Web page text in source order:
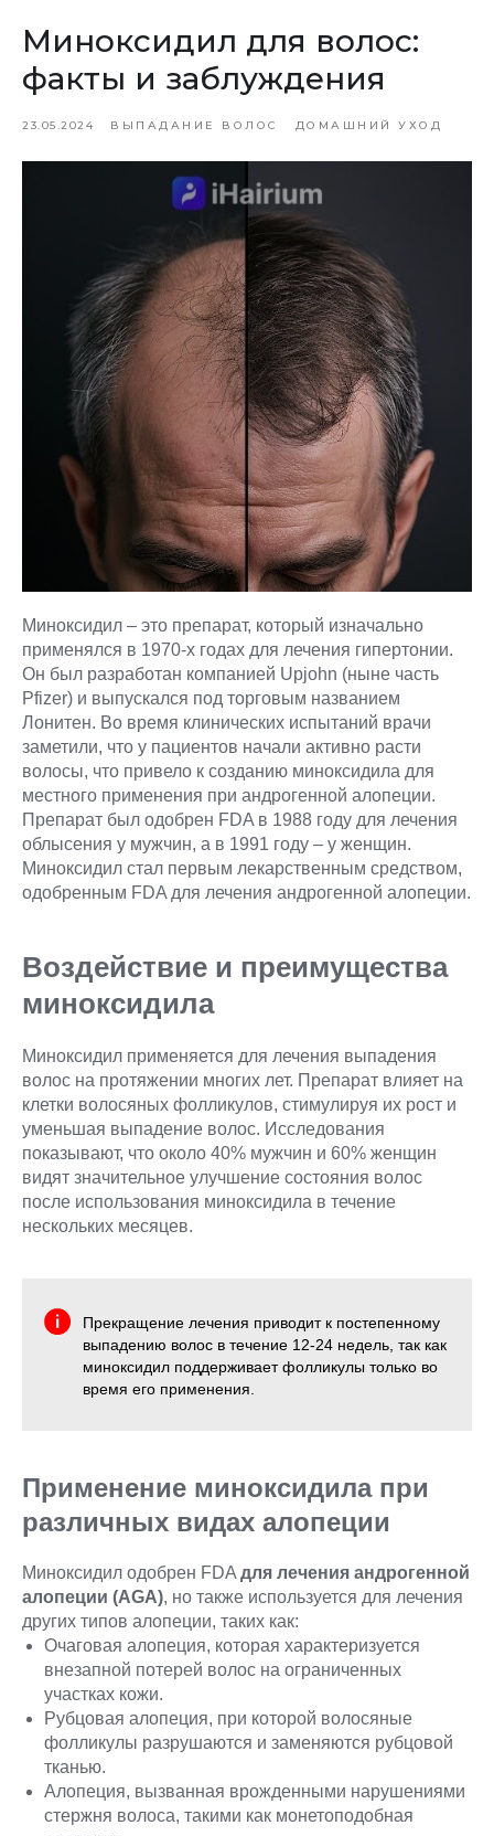
Миноксидил для волос:
факты и заблуждения
23.05.2024 ВЫПАДАНИЕ ВОЛОС ДОМАШНИЙ УХОД
Миноксидил – это препарат, который изначально
применялся в 1970-х годах для лечения гипертонии.
Он был разработан компанией Upjohn (ныне часть
Pfizer) и выпускался под торговым названием
Лонитен. Во время клинических испытаний врачи
заметили, что у пациентов начали активно расти
волосы, что привело к созданию миноксидила для
местного применения при андрогенной алопеции.
Препарат был одобрен FDA в 1988 году для лечения
облысения у мужчин, а в 1991 году – у женщин.
Миноксидил стал первым лекарственным средством,
одобренным FDA для лечения андрогенной алопеции.
Воздействие и преимущества
миноксидила
Миноксидил применяется для лечения выпадения
волос на протяжении многих лет. Препарат влияет на
клетки волосяных фолликулов, стимулируя их рост и
уменьшая выпадение волос. Исследования
показывают, что около 40% мужчин и 60% женщин
видят значительное улучшение состояния волос
после использования миноксидила в течение
нескольких месяцев.
Прекращение лечения приводит к постепенному
выпадению волос в течение 12-24 недель, так как
миноксидил поддерживает фолликулы только во
время его применения.
Применение миноксидила при
различных видах алопеции
Миноксидил одобрен FDAдля лечения андрогенной
алопеции (AGA), но также используется для лечения
других типов алопеции, таких как:
Очаговая алопеция, которая характеризуется
внезапной потерей волос на ограниченных
участках кожи.
Рубцовая алопеция, при которой волосяные
фолликулы разрушаются и заменяются рубцовой
тканью.
Алопеция, вызванная врожденными нарушениями
стержня волоса, такими как монетоподобная